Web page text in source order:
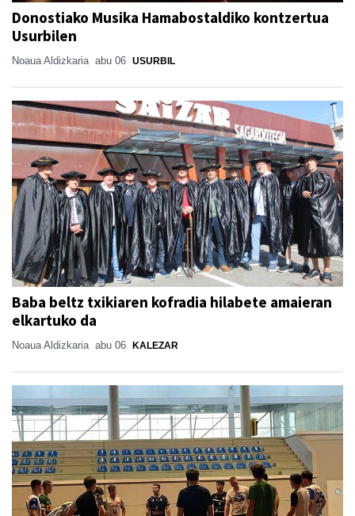
Donostiako Musika Hamabostaldiko kontzertua
Usurbilen
Noaua Aldizkaria abu 06 USURBIL
Baba beltz txikiaren kofradia hilabete amaieran
elkartuko da
Noaua Aldizkaria abu 06 KALEZAR